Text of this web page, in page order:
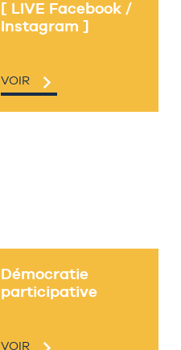
[ LIVE Facebook /
Instagram ]
VOIR
Démocratie
participative
VOIR